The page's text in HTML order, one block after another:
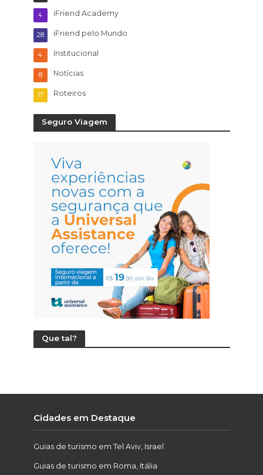
iFriend Academy
4
iFriend pelo Mundo
28
Institucional
4
Notícias
8
Roteiros
17
Seguro Viagem
Que tal?
Cidades em Destaque
Guias de turismo em Tel Aviv, Israel
Guias de turismo em Roma, Itália